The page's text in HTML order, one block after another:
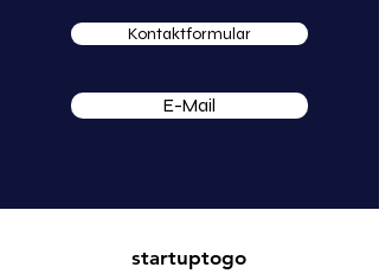
Kontaktformular
E-Mail
startuptogo